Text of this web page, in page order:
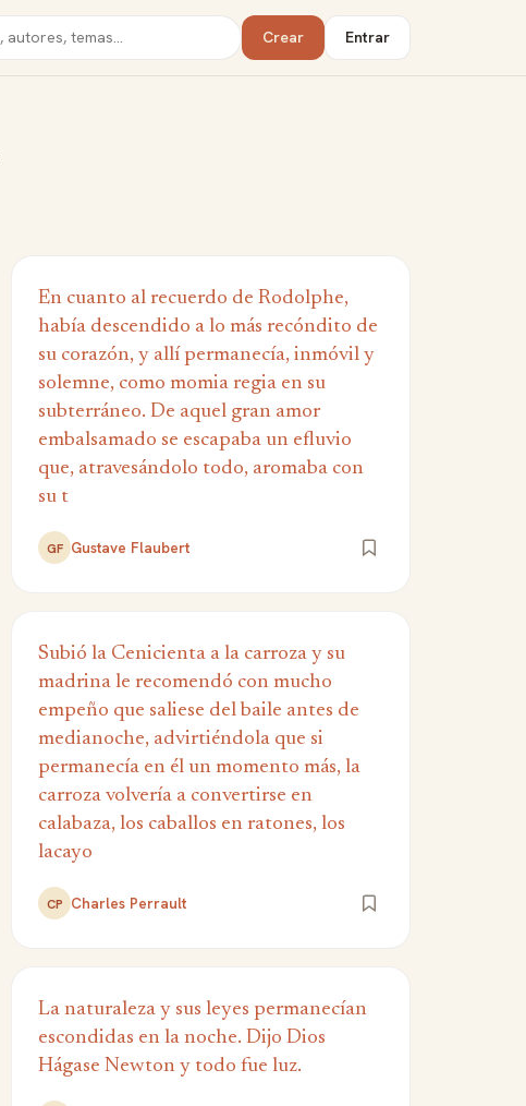
Crear Entrar
En cuanto al recuerdo de Rodolphe,
había descendido a lo más recóndito de
su corazón, y allí permanecía, inmóvil y
solemne, como momia regia en su
subterráneo. De aquel gran amor
embalsamado se escapaba un efluvio
que, atravesándolo todo, aromaba con
su t
GF Gustave Flaubert
Subió la Cenicienta a la carroza y su
madrina le recomendó con mucho
empeño que saliese del baile antes de
medianoche, advirtiéndola que si
permanecía en él un momento más, la
carroza volvería a convertirse en
calabaza, los caballos en ratones, los
lacayo
CP Charles Perrault
La naturaleza y sus leyes permanecían
escondidas en la noche. Dijo Dios
Hágase Newton y todo fue luz.